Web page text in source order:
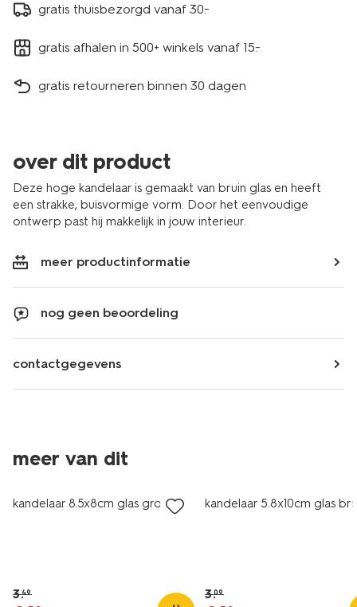
gratis thuisbezorgd vanaf 30.-
gratis afhalen in 500+ winkels vanaf 15.-
gratis retourneren binnen 30 dagen
over dit product
Deze hoge kandelaar is gemaakt van bruin glas en heeft
een strakke, buisvormige vorm. Door het eenvoudige
ontwerp past hij makkelijk in jouw interieur.
meer productinformatie
nog geen beoordeling
contactgegevens
meer van dit
sale
kandelaar 8.5x8cm glas groen
3.49
kandelaar 5.8x10cm glas
3.09